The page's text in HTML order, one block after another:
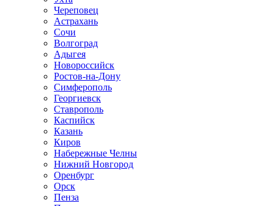
Череповец
Астрахань
Сочи
Волгоград
Адыгея
Новороссийск
Ростов-на-Дону
Симферополь
Георгиевск
Ставрополь
Каспийск
Казань
Киров
Набережные Челны
Нижний Новгород
Оренбург
Орск
Пенза